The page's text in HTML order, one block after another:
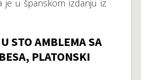
je u španskom izdanju iz
STO AMBLEMA SA
PLATONSKI